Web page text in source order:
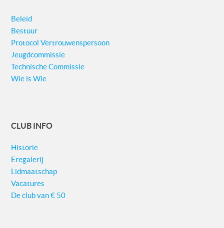
Beleid
Bestuur
Protocol Vertrouwenspersoon
Jeugdcommissie
Technische Commissie
Wie is Wie
CLUB INFO
Historie
Eregalerij
Lidmaatschap
Vacatures
De club van € 50